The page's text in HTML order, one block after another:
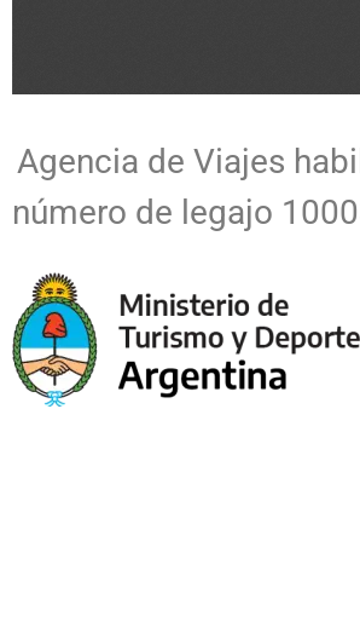
Agencia de Viajes
número de legajo